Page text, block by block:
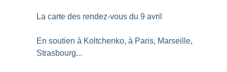
La carte des rendez-vous du 9 avril
En soutien à Koltchenko, à Paris, Marseille,
Strasbourg...